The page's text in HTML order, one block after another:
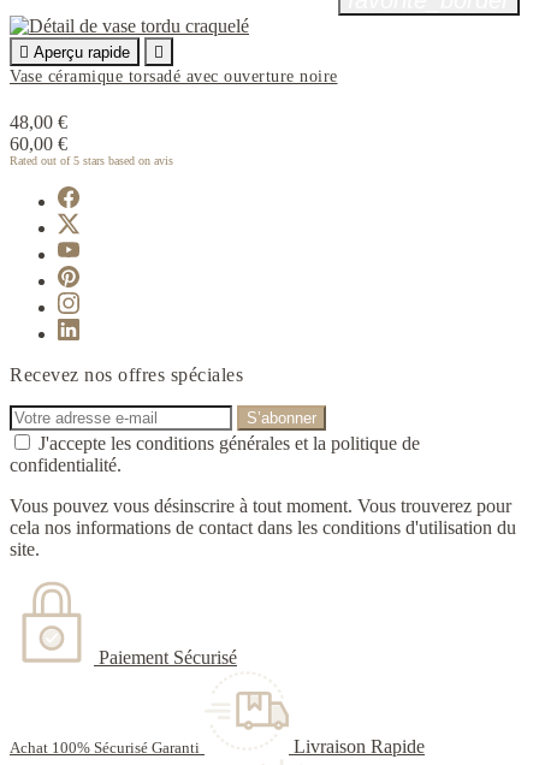
 Aperçu rapide

Vase céramique torsadé avec ouverture noire
48,00 €
60,00 €
Rated out of 5 stars based on avis
Recevez nos offres spéciales
J'accepte les conditions générales et la politique de
confidentialité.
Vous pouvez vous désinscrire à tout moment. Vous trouverez pour
cela nos informations de contact dans les conditions d'utilisation du
site.
Paiement Sécurisé
Achat 100% Sécurisé Garanti Livraison Rapide